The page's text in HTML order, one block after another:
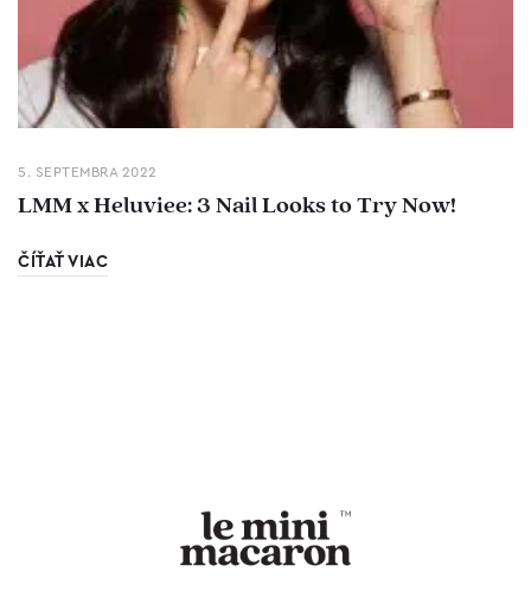
5. SEPTEMBRA 2022
LMM x Heluviee: 3 Nail Looks to Try Now!
ČÍŤAŤ VIAC